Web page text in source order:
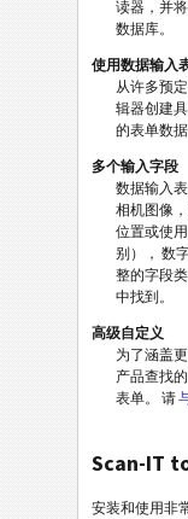
读器，并
数据库。
使用数据输入
从许多预
辑器创建
的表单数
多个输入字段
数据输入
相机图像
位置或使
别）， 数
整的字段
中找到。
高级自定义
为了涵盖
产品查找
表单。 请
Scan-IT
安装和使用非